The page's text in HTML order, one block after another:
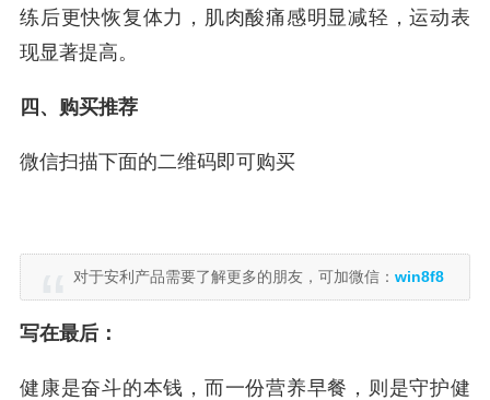
练后更快恢复体力，肌肉酸痛感明显减轻，运动表
现显著提高。
四、购买推荐
微信扫描下面的二维码即可购买
对于安利产品需要了解更多的朋友，可加微信： win8f8
写在最后：
健康是奋斗的本钱，而一份营养早餐，则是守护健